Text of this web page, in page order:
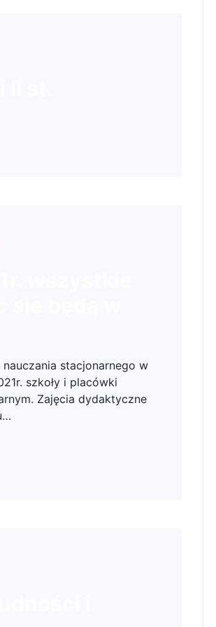
stacjonarnego w
szkoły i placówki
Zajęcia dydaktyczne